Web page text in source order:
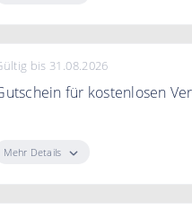
bis 31.08.2026
für kostenlosen
Mehr Details